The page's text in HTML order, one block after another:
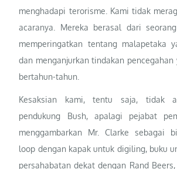
menghadapi terorisme. Kami tidak
acaranya. Mereka berasal dari
memperingatkan tentang malapetaka
dan menganjurkan tindakan
bertahun-tahun.
Kesaksian kami, tentu saja, tidak
pendukung Bush, apalagi pejabat
menggambarkan Mr. Clarke sebagai
loop dengan kapak untuk digiling, buku
persahabatan dekat dengan Rand